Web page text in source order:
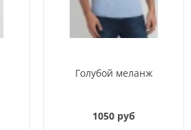
Голубой меланж
1050 руб